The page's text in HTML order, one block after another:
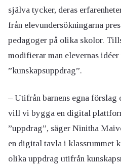
själva tycker, deras
från elevundersökningarna
pedagoger på olika skolor.
modifierar man elevernas
”kunskapsuppdrag”.
– Utifrån barnens egna förslag
vill vi bygga en digital
”uppdrag”, säger Ninitha
en digital tavla i klassrummet
olika uppdrag utifrån